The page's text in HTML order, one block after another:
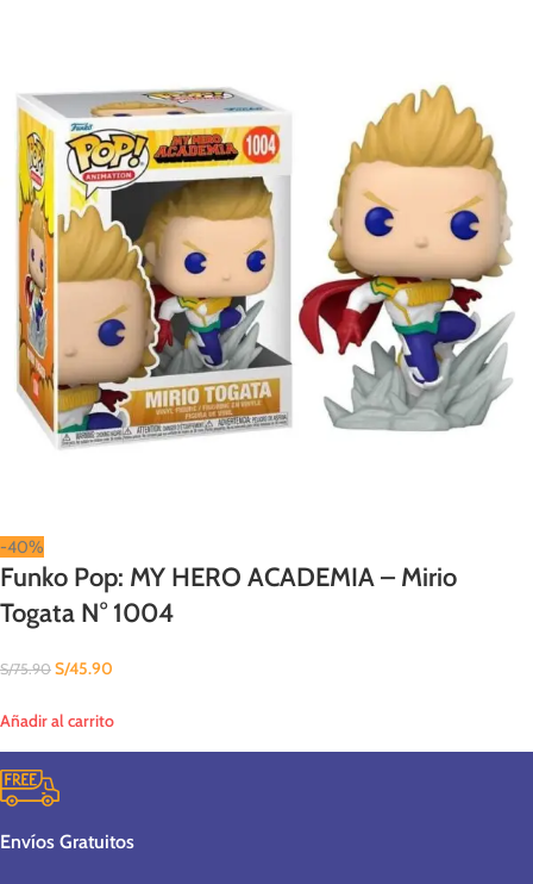
-40%
Funko Pop: MY HERO ACADEMIA – Mirio
Togata N° 1004
S/75.90 S/45.90
Añadir al carrito
Envíos Gratuitos